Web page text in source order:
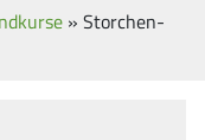
» Storchen-